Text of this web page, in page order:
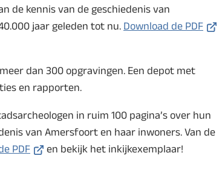
de kennis van de geschiedenis van
jaar geleden tot nu. Download de PDF
dan 300 opgravingen. Een depot met
en rapporten.
in ruim 100 pagina’s over hun
van Amersfoort en haar inwoners. Van de
PDF(Verwijst
en bekijk het inkijkexemplaar!